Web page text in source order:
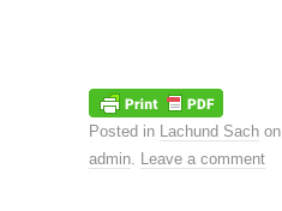
Posted in Lachund Sach on
admin. Leave a comment